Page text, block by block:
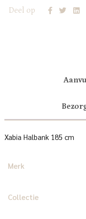
Deel op
Xabia Halbank 185 cm
Merk
Collectie